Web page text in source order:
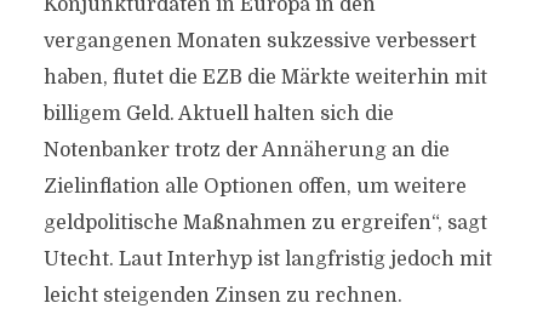
Konjunkturdaten in Europa in den
vergangenen Monaten sukzessive verbessert
haben, flutet die EZB die Märkte weiterhin mit
billigem Geld. Aktuell halten sich die
Notenbanker trotz der Annäherung an die
Zielinflation alle Optionen offen, um weitere
geldpolitische Maßnahmen zu ergreifen“, sagt
Utecht. Laut Interhyp ist langfristig jedoch mit
leicht steigenden Zinsen zu rechnen.